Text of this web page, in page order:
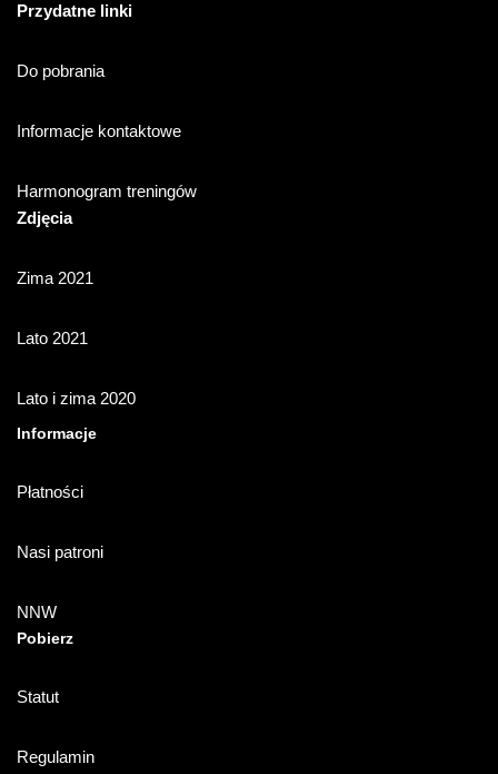
Przydatne linki
Do pobrania
Informacje kontaktowe
Harmonogram treningów
Zdjęcia
Zima 2021
Lato 2021
Lato i zima 2020
Informacje
Płatności
Nasi patroni
NNW
Pobierz
Statut
Regulamin